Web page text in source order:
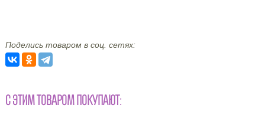
Поделись товаром в соц. сетях:
С ЭТИМ ТОВАРОМ ПОКУПАЮТ: